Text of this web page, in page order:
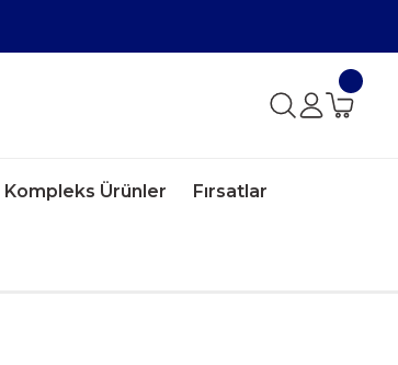
Kompleks Ürünler Fırsatlar